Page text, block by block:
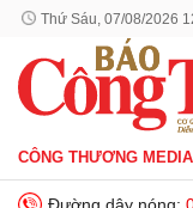
Thứ Sáu, 07/08/2026
CÔNG THƯƠNG MEDIA